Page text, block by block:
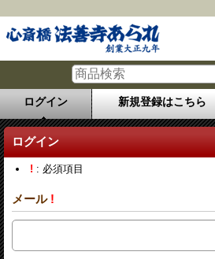
ログイン 新規登録はこちら
ログイン
! : 必須項目
メール !